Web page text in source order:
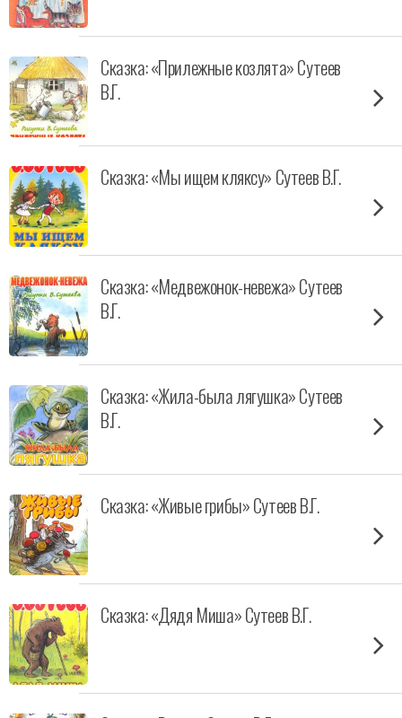
Сказка: «Прилежные козлята» Сутеев
В.Г.
Сказка: «Мы ищем кляксу» Сутеев В.Г.
Сказка: «Медвежонок-невежа» Сутеев
В.Г.
Сказка: «Жила-была лягушка» Сутеев
В.Г.
Сказка: «Живые грибы» Сутеев В.Г.
Сказка: «Дядя Миша» Сутеев В.Г.